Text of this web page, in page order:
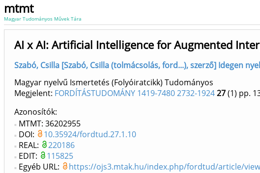
mtmt
Magyar Tudományos Művek Tára
AI x AI: Artificial Intelligence for Augmented
Szabó, Csilla [Szabó, Csilla (tolmácsolás, ford...), szerző] Idegen
Magyar nyelvű Ismertetés (Folyóiratcikk) Tudományos
Megjelent: FORDÍTÁSTUDOMÁNY 1419-7480 2732-192427(1) pp.
Azonosítók
MTMT: 36202955
DOI:
10.35924/fordtud.27.1.10
REAL:
220186
EDIT:
115825
Egyéb URL:
https://ojs3.mtak.hu/index.php/fordtud/article/